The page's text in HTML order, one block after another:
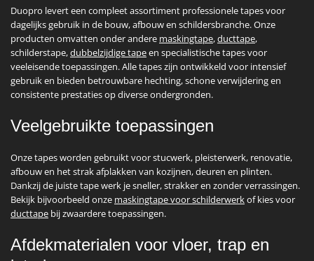
Duopro levert een compleet assortiment professionele tapes voor
dagelijks gebruik in de bouw, afbouw en schildersbranche. Onze
producten omvatten onder andere maskingtape,ducttape,
schilderstape,dubbelzijdige tapeen specialistische tapes voor
veeleisende toepassingen. Alle tapes zijn ontwikkeld voor intensief
gebruik en bieden betrouwbare hechting, schone verwijdering en
consistente prestaties op diverse ondergronden.
Veelgebruikte toepassingen
Onze tapes worden gebruikt voor stucwerk, pleisterwerk, renovatie,
afbouw en het strak afplakken van kozijnen, deuren en plinten.
Dankzij de juiste tape werk je sneller, strakker en zonder verrassingen.
Bekijk bijvoorbeeld onze maskingtape voor schilderwerkof kies voor
ducttape bij zwaardere toepassingen.
Afdekmaterialen voor vloer, trap en